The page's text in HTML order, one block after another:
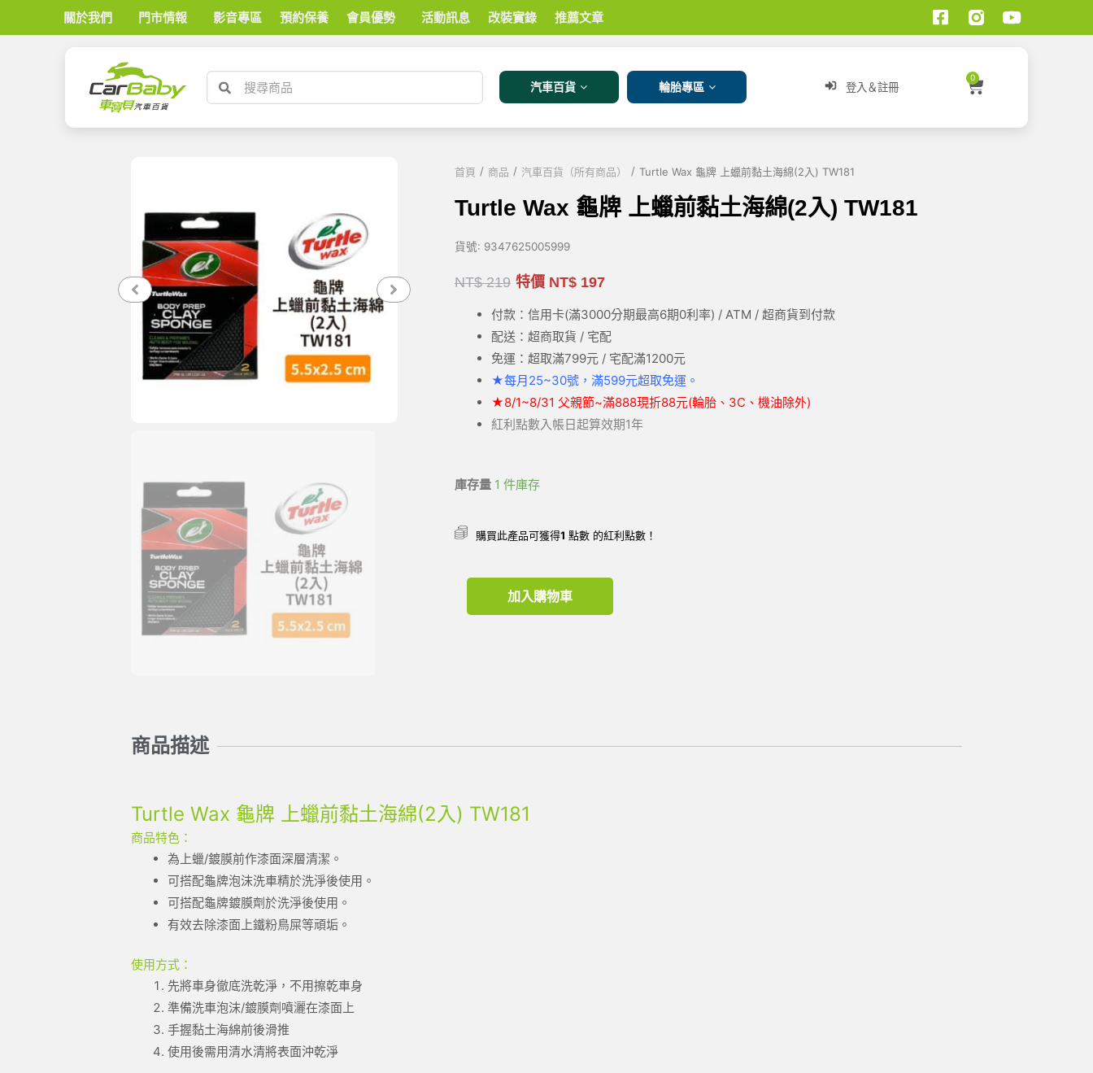
關於我們 門市情報 影音專區 預約保養 會員優勢 活動訊息 改裝實錄 推薦文章
汽車百貨 輪胎專區 登入＆註冊
0
首頁 / 商品 / 汽車百貨（所有商品） / Turtle Wax 龜牌 上蠟前黏土海綿(2入) TW181
Turtle Wax 龜牌 上蠟前黏土海綿(2入) TW181
貨號: 9347625005999
NT$219 特價 NT$197
付款：信用卡(滿3000分期最高6期0利率) / ATM / 超商貨到付款
配送：超商取貨 / 宅配
免運：超取滿799元 / 宅配滿1200元
★每月25~30號，滿599元超取免運。
★8/1~8/31 父親節~滿888現折88元(輪胎、3C、機油除外)
紅利點數入帳日起算效期1年
庫存量 1 件庫存
購買此產品可獲得1 點數 的紅利點數！
加入購物車
商品描述
Turtle Wax 龜牌 上蠟前黏土海綿(2入) TW181
商品特色：
為上蠟/鍍膜前作漆面深層清潔。
可搭配龜牌泡沫洗車精於洗淨後使用。
可搭配龜牌鍍膜劑於洗淨後使用。
有效去除漆面上鐵粉鳥屎等頑垢。
使用方式：
先將車身徹底洗乾淨，不用擦乾車身
準備洗車泡沫/鍍膜劑噴灑在漆面上
手握黏土海綿前後滑推
使用後需用清水清將表面沖乾淨